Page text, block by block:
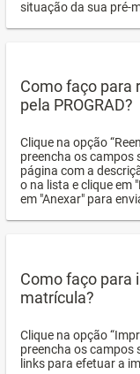
situação da sua pré-
Como faço para
pela PROGRAD?
Clique na opção
preencha os campos
página com a
o na lista e clique em
em "Anexar" para
Como faço para
matrícula?
Clique na opção
preencha os campos
links para efetuar a